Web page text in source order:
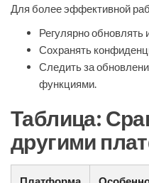
Для более эффективной
Регулярно
Сохранять
Следить за
функциями.
Таблица:
другими